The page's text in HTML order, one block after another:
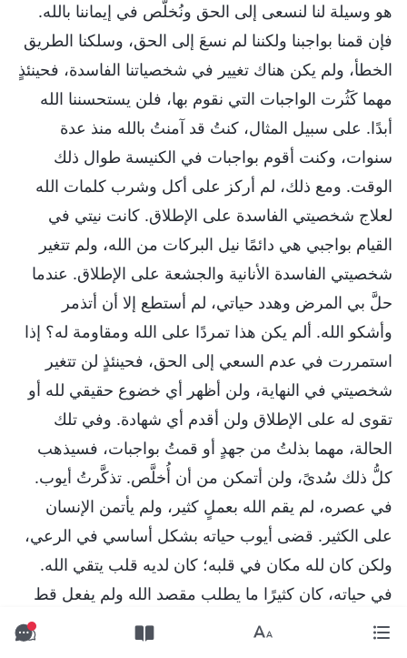
هو وسيلة لنا لنسعى إلى الحق ونُخلَّص في إيماننا بالله.
فإن قمنا بواجبنا ولكننا لم نسعَ إلى الحق، وسلكنا الطريق
الخطأ، ولم يكن هناك تغيير في شخصياتنا الفاسدة، فحينئذٍ
مهما كَثُرت الواجبات التي نقوم بها، فلن يستحسننا الله
أبدًا. على سبيل المثال، كنتُ قد آمنتُ بالله منذ عدة
سنوات، وكنت أقوم بواجبات في الكنيسة طوال ذلك
الوقت. ومع ذلك، لم أركز على أكل وشرب كلمات الله
لعلاج شخصيتي الفاسدة على الإطلاق. كانت نيتي في
القيام بواجبي هي دائمًا نيل البركات من الله، ولم تتغير
شخصيتي الفاسدة الأنانية والجشعة على الإطلاق. عندما
حلَّ بي المرض وهدد حياتي، لم أستطع إلا أن أتذمر
وأشكو الله. ألم يكن هذا تمردًا على الله ومقاومة له؟ إذا
استمررت في عدم السعي إلى الحق، فحينئذٍ لن تتغير
شخصيتي في النهاية، ولن أظهر أي خضوع حقيقي لله أو
تقوى له على الإطلاق ولن أقدم أي شهادة. وفي تلك
الحالة، مهما بذلتُ من جهدٍ أو قمتُ بواجبات، فسيذهب
كلُّ ذلك سُدىً، ولن أتمكن من أن أُخلَّص. تذكَّرتُ أيوب.
في عصره، لم يقم الله بعملٍ كثير، ولم يأتمن الإنسان
على الكثير. قضى أيوب حياته بشكل أساسي في الرعي،
ولكن كان لله مكان في قلبه؛ كان لديه قلب يتقي الله.
في حياته، كان كثيرًا ما يطلب مقصد الله ولم يفعل قط
أي شيء يسيء إلى الله. حتى عندما حلت به التجارب